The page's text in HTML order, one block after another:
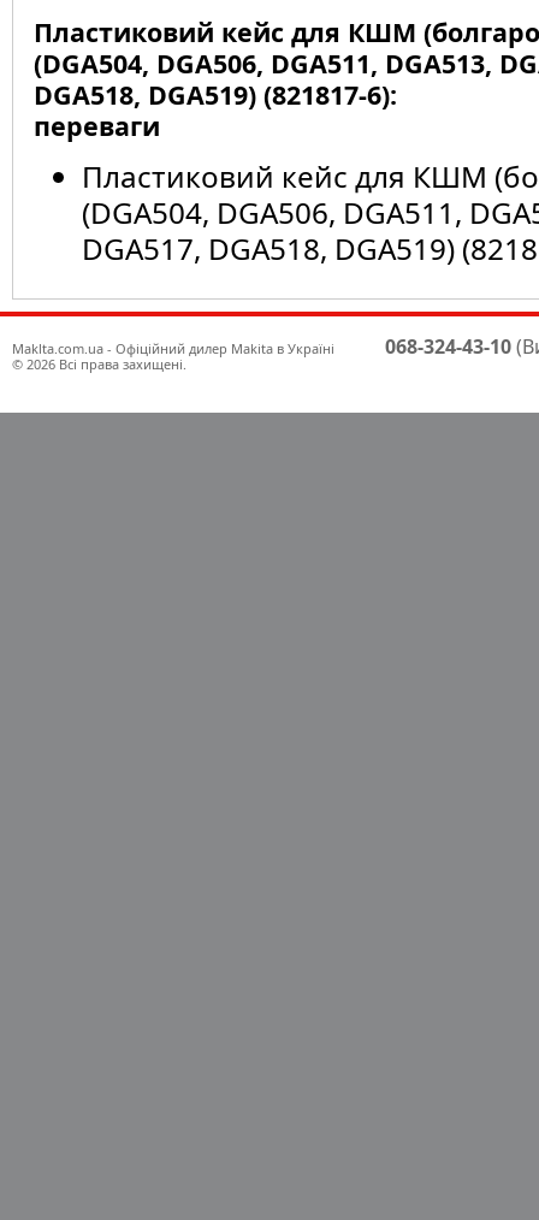
Пластиковий кейс для КШМ
(DGA504, DGA506, DGA511, DGA513,
DGA518, DGA519) (821817-6):
переваги
Пластиковий кейс для КШМ
(DGA504, DGA506, DGA511,
DGA517, DGA518, DGA519)
Maklta.com.ua - Офіційний дилер Makita в Україні
© 2026 Всі права захищені.
068-324-43-10